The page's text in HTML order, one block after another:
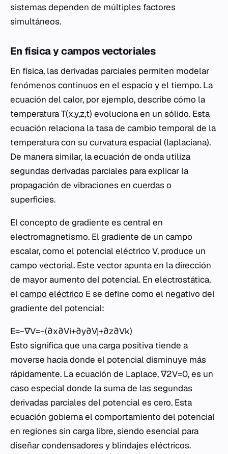
sistemas dependen de múltiples factores
simultáneos.
En física y campos vectoriales
En física, las derivadas parciales permiten modelar
fenómenos continuos en el espacio y el tiempo. La
ecuación del calor, por ejemplo, describe cómo la
temperatura T(x,y,z,t) evoluciona en un sólido. Esta
ecuación relaciona la tasa de cambio temporal de la
temperatura con su curvatura espacial (laplaciana).
De manera similar, la ecuación de onda utiliza
segundas derivadas parciales para explicar la
propagación de vibraciones en cuerdas o
superficies.
El concepto de gradiente es central en
electromagnetismo. El gradiente de un campo
escalar, como el potencial eléctrico V, produce un
campo vectorial. Este vector apunta en la dirección
de mayor aumento del potencial. En electrostática,
elcampo eléctrico E se define como el negativo del
gradiente del potencial:
E=−∇V=−(∂x∂V​i+∂y∂V​j+∂z∂V​k)
Esto significa que una carga positiva tiende a
moverse hacia donde el potencial disminuye más
rápidamente. La ecuación de Laplace, ∇2V=0, es un
caso especial donde la suma de las segundas
derivadas parciales del potencial es cero. Esta
ecuación gobierna el comportamiento del potencial
en regiones sin carga libre, siendo esencial para
diseñar condensadores y blindajes eléctricos.